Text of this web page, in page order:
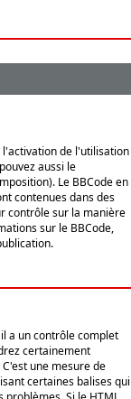
l'activation de l'utilisation
aussi le
Le BBCode en
contenues dans des
contrôle sur la manière
sur le BBCode,
a un contrôle complet
certainement
une mesure de
certaines balises qui